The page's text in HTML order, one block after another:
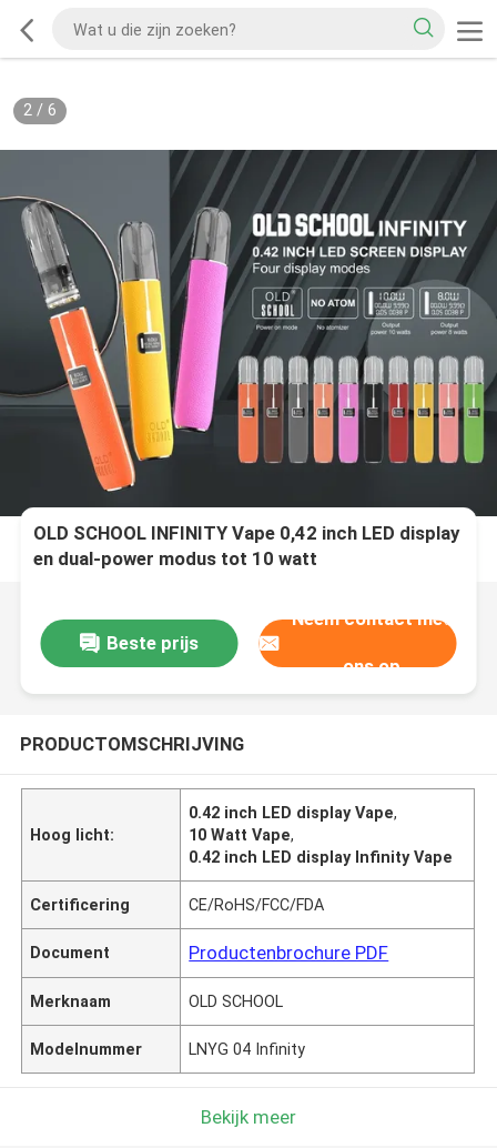
2/ 6
OLD SCHOOL INFINITY Vape 0,42 inch LED display
en dual-power modus tot 10 watt
Beste prijs
Neem contact met
ons op
PRODUCTOMSCHRIJVING
Hoog licht:
0.42 inch LED display Vape,
10 Watt Vape,
0.42 inch LED display Infinity Vape
Certificering CE/RoHS/FCC/FDA
Document Productenbrochure PDF
Merknaam OLD SCHOOL
Modelnummer LNYG 04 Infinity
Bekijk meer